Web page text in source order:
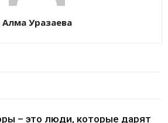
Алма Уразаева
– это люди, которые дарят